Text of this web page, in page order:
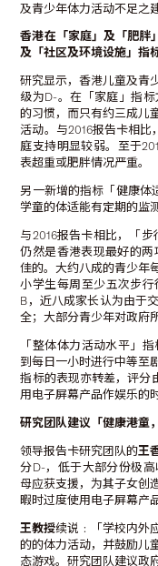
及青少年体力活动不足之
香港在「家庭」及「肥胖
及「社区及环境设施」指
研究显示，香港儿童及青
级为D-。在「家庭」指
的习惯，而只有约三成儿
活动。与2016报告卡相
庭支持明显较弱。至于
表超重或肥胖情况严重。
另一新增的指标「健康体
学童的体适能有定期的监
与2016报告卡相比，「
仍然是香港表现最好的
佳的。大约八成的青少年
小学生每周至少五次步
B，近八成家长认为由于
全；大部分青少年对政府
「整体体力活动水平」
到每日一小时进行中等至
指标的表现亦转差，评分
用电子屏幕产品作娱乐的
研究团队建议「健康港童
领导报告卡研究团队的王
分D-，低于大部分份极
母应获支援，为其子女创
暇时过度使用电子屏幕产
王教授续说﹕「学校内外
的的体力活动，并鼓励儿
态游戏。研究团队建议政